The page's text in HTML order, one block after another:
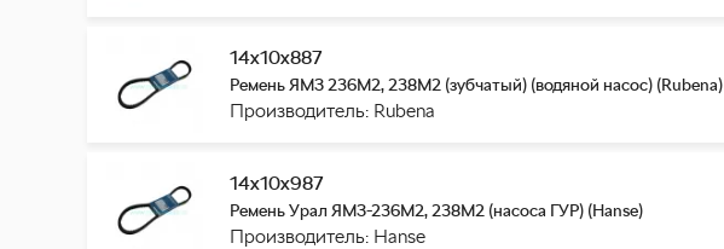
14х10х887
Ремень ЯМЗ 236М2, 238М2 (зубчатый) (водяной насос) (Rubena)
Производитель: Rubena
14х10х987
Ремень Урал ЯМЗ-236М2, 238М2 (насоса ГУР) (Hanse)
Производитель: Hanse